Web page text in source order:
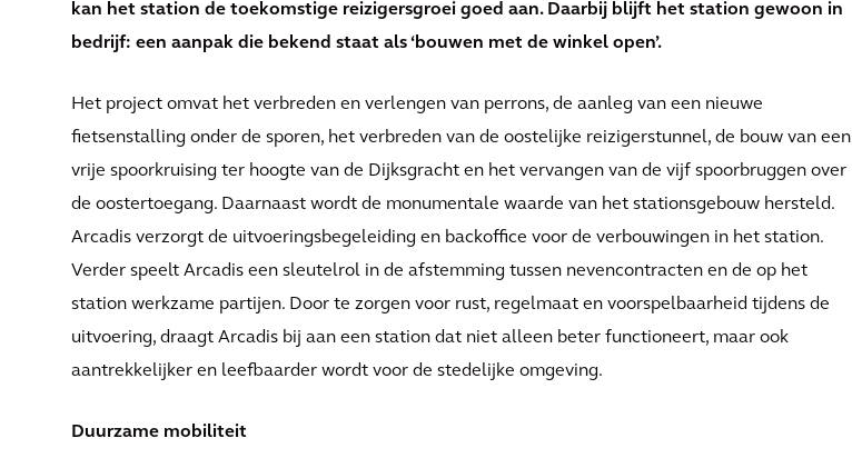
kan het station de toekomstige reizigersgroei goed aan. Daarbij blijft het station gewoon in
bedrijf: een aanpak die bekend staat als ‘bouwen met de winkel open’.
Het project omvat het verbreden en verlengen van perrons, de aanleg van een nieuwe
fietsenstalling onder de sporen, het verbreden van de oostelijke reizigerstunnel, de bouw van een
vrije spoorkruising ter hoogte van de Dijksgracht en het vervangen van de vijf spoorbruggen over
de oostertoegang. Daarnaast wordt de monumentale waarde van het stationsgebouw hersteld.
Arcadis verzorgt de uitvoeringsbegeleiding en backoffice voor de verbouwingen in het station.
Verder speelt Arcadis een sleutelrol in de afstemming tussen nevencontracten en de op het
station werkzame partijen. Door te zorgen voor rust, regelmaat en voorspelbaarheid tijdens de
uitvoering, draagt Arcadis bij aan een station dat niet alleen beter functioneert, maar ook
aantrekkelijker en leefbaarder wordt voor de stedelijke omgeving.
Duurzame mobiliteit